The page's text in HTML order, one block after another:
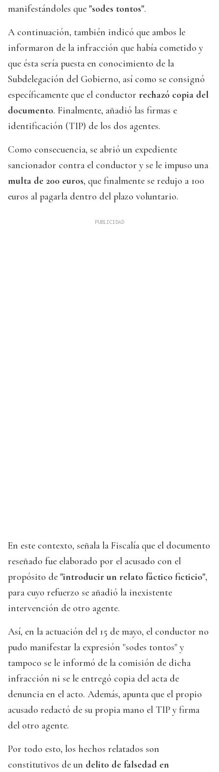
manifestándoles que "sodes tontos".
A continuación, también indicó que ambos le
informaron de la infracción que había cometido y
que ésta sería puesta en conocimiento de la
Subdelegación del Gobierno, así como se consignó
específicamente que el conductor rechazó copia del
documento. Finalmente, añadió las firmas e
identificación (TIP) de los dos agentes.
Como consecuencia, se abrió un expediente
sancionador contra el conductor y se le impuso una
multa de 200 euros, que finalmente se redujo a 100
euros al pagarla dentro del plazo voluntario.
En este contexto, señala la Fiscalía que el documento
reseñado fue elaborado por el acusado con el
propósito de "introducir un relato fáctico ficticio",
para cuyo refuerzo se añadió la inexistente
intervención de otro agente.
Así, en la actuación del 15 de mayo, el conductor no
pudo manifestar la expresión "sodes tontos" y
tampoco se le informó de la comisión de dicha
infracción ni se le entregó copia del acta de
denuncia en el acto. Además, apunta que el propio
acusado redactó de su propia mano el TIP y firma
del otro agente.
Por todo esto, los hechos relatados son
constitutivos de un delito de falsedad en